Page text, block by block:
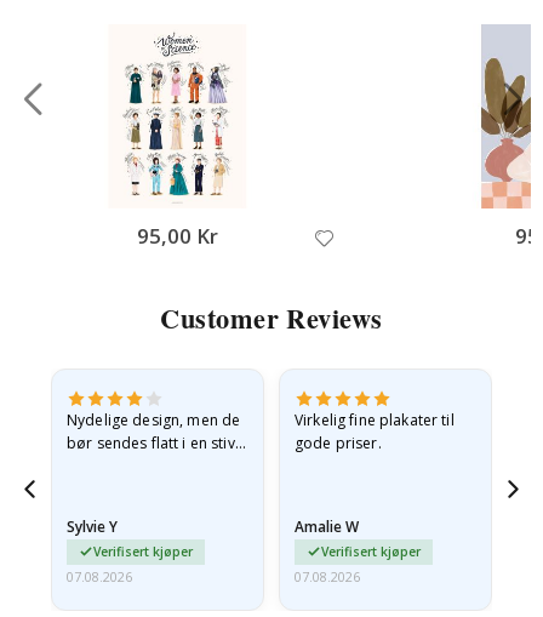
95,00 Kr
Customer Reviews
Nydelige design, men de
bør sendes flatt i en stiv
Sylvie Y
Verifisert kjøper
07.08.2026
Virkelig fine plakater til
gode priser.
Amalie W
Verifisert kjøper
07.08.2026